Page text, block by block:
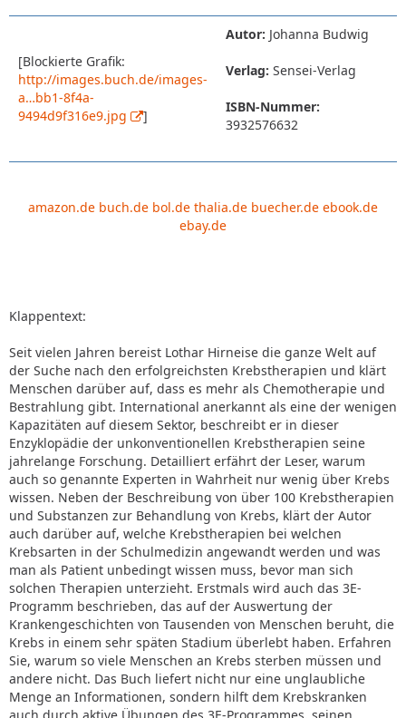
[Blockierte Grafik:
http://images.buch.de/images-
a…bb1-8f4a-
9494d9f316e9.jpg
]
Autor: Johanna Budwig
Verlag: Sensei-Verlag
ISBN-Nummer:
3932576632
amazon.de buch.de bol.de thalia.de buecher.de ebook.de
ebay.de
Klappentext:
Seit vielen Jahren bereist Lothar Hirneise die ganze Welt auf
der Suche nach den erfolgreichsten Krebstherapien und klärt
Menschen darüber auf, dass es mehr als Chemotherapie und
Bestrahlung gibt. International anerkannt als eine der wenigen
Kapazitäten auf diesem Sektor, beschreibt er in dieser
Enzyklopädie der unkonventionellen Krebstherapien seine
jahrelange Forschung. Detailliert erfährt der Leser, warum
auch so genannte Experten in Wahrheit nur wenig über Krebs
wissen. Neben der Beschreibung von über 100 Krebstherapien
und Substanzen zur Behandlung von Krebs, klärt der Autor
auch darüber auf, welche Krebstherapien bei welchen
Krebsarten in der Schulmedizin angewandt werden und was
man als Patient unbedingt wissen muss, bevor man sich
solchen Therapien unterzieht. Erstmals wird auch das 3E-
Programm beschrieben, das auf der Auswertung der
Krankengeschichten von Tausenden von Menschen beruht, die
Krebs in einem sehr späten Stadium überlebt haben. Erfahren
Sie, warum so viele Menschen an Krebs sterben müssen und
andere nicht. Das Buch liefert nicht nur eine unglaubliche
Menge an Informationen, sondern hilft dem Krebskranken